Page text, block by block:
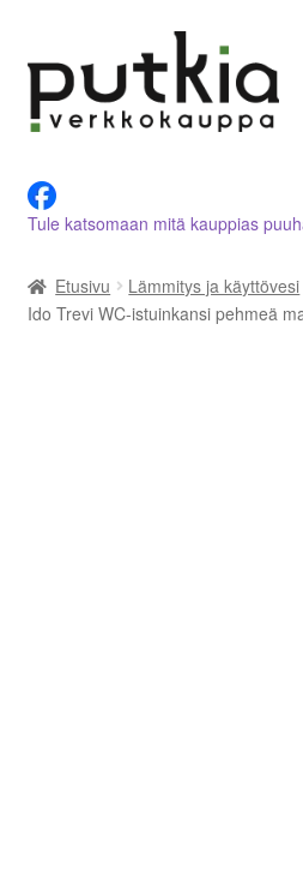
navigointiin
sisältöön
Tietoja meistä
Asiakastilini
Tule katsomaan mitä kauppias
Etusivu Lämmitys ja käyttövesi
Ido Trevi WC-istuinkansi pehmeä